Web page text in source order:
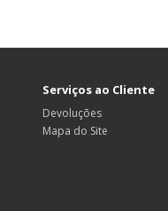
Serviços ao Cliente
Devoluções
Mapa do Site